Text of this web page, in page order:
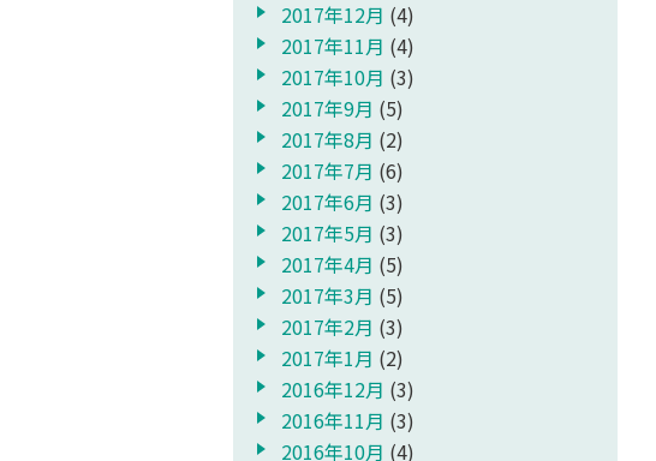
2017年12月 (4)
2017年11月 (4)
2017年10月 (3)
2017年9月 (5)
2017年8月 (2)
2017年7月 (6)
2017年6月 (3)
2017年5月 (3)
2017年4月 (5)
2017年3月 (5)
2017年2月 (3)
2017年1月 (2)
2016年12月 (3)
2016年11月 (3)
2016年10月 (4)